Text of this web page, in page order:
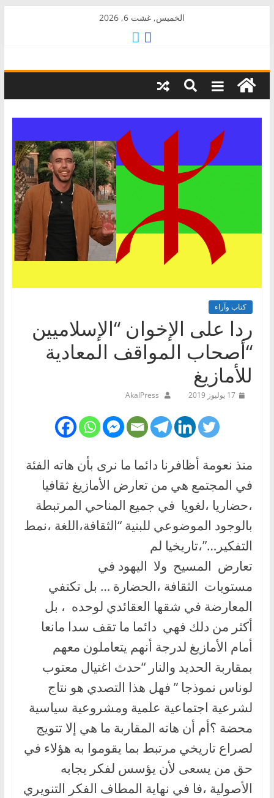
الخميس, غشت 6, 2026
AkalPress
منبر
كتاب وآراء
ردا على الإخوان “الإسلاميين
“أصحاب المواقف المعادية
للأمازيغ
17 يوليوز 2019 AkalPress
منذ نعومة أظافرنا دائما ما نرى بأن هاته الفئة
في المجتمع هي من تعارض الأمازيغ ثقافيا
،حضاريا ،لغويا في جميع المناحي المرتبطة
بالوجود الموضوعي للبنية “الثقافة،اللغة ،نمط
التفكير…”،تاريخيا لم
تعارض المسيح ولا اليهود في
مستويات الثقافة ،الحضارة … بل تكتفي
المعارضة في شقها العقائدي لوحده ، بل
أكثر من دلك فهي دائما ما تقف سدا مانعا
أمام الأمازيغ لدرجة أنهم يتعاملون معهم
بمقاربة الحديد والنار “حدث اغتيال معتوب
لوناس نموذجا ” فهل هذا التصدي هو نتاج
لشرعية اجتماعية علمية ومشروعية سياسية
محضة ؟أم أن هاته المقاربة ما هي إلا تتويج
لصراع تاريخي مرتبط بما يقوموا به هؤلاء في
حق من يسعى لأن يؤسس لفكر يجابه
الأصولية ،فا في نهاية المطاف الفكر التنويري